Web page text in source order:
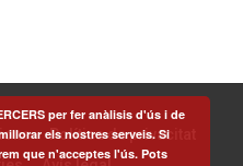
Política de privacitat
per fer anàlisis d'ús i de
els nostres serveis. Si
que n'acceptes l'ús. Pots